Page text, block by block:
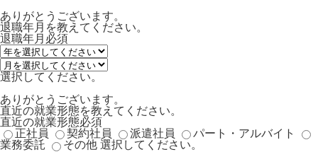
ありがとうございます。
退職年月を教えてください。
退職年月 必須
選択してください。
ありがとうございます。
直近の就業形態を教えてください。
直近の就業形態必須
正社員
契約社員 派遣社員
パート・アルバイト
業務委託
その他 選択してください。